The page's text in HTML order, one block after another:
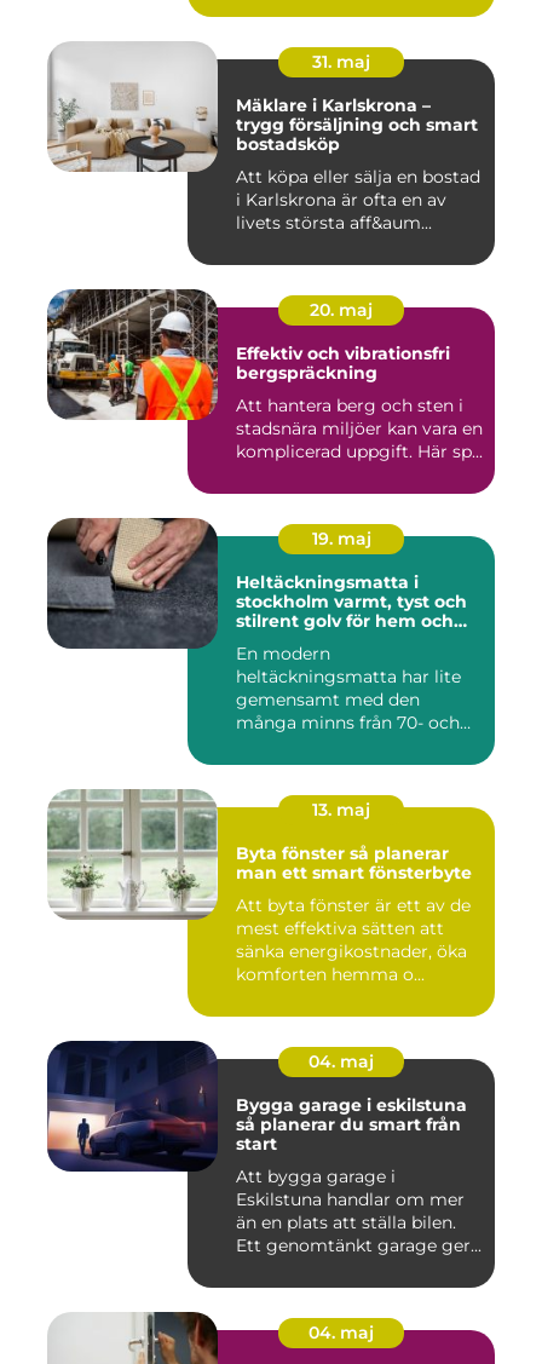
31. maj
Mäklare i Karlskrona –
trygg försäljning och smart
bostadsköp
Att köpa eller sälja en bostad
i Karlskrona är ofta en av
livets största aff&aum...
20. maj
Effektiv och vibrationsfri
bergspräckning
Att hantera berg och sten i
stadsnära miljöer kan vara en
komplicerad uppgift. Här sp...
19. maj
Heltäckningsmatta i
stockholm varmt, tyst och
stilrent golv för hem och
En modern
heltäckningsmatta har lite
gemensamt med den
många minns från 70- och
13. maj
Byta fönster så planerar
man ett smart fönsterbyte
Att byta fönster är ett av de
mest effektiva sätten att
sänka energikostnader, öka
komforten hemma o...
04. maj
Bygga garage i eskilstuna
så planerar du smart från
start
Att bygga garage i
Eskilstuna handlar om mer
än en plats att ställa bilen.
Ett genomtänkt garage ger...
04. maj